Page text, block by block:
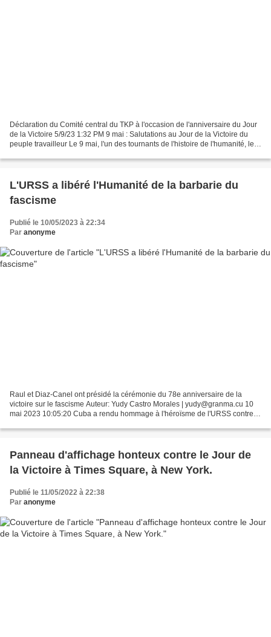
Déclaration du Comité central du TKP à l'occasion de l'anniversaire du Jour
de la Victoire 5/9/23 1:32 PM 9 mai : Salutations au Jour de la Victoire du
peuple travailleur Le 9 mai, l'un des tournants de l'histoire de l'humanité, le
L'URSS a libéré l'Humanité de la barbarie du
fascisme
Publié le 10/05/2023 à 22:34
Par anonyme
Raul et Diaz-Canel ont présidé la cérémonie du 78e anniversaire de la
victoire sur le fascisme Auteur: Yudy Castro Morales | yudy@granma.cu 10
mai 2023 10:05:20 Cuba a rendu hommage à l'héroïsme de l'URSS contre
Panneau d'affichage honteux contre le Jour de
la Victoire à Times Square, à New York.
Publié le 11/05/2022 à 22:38
Par anonyme